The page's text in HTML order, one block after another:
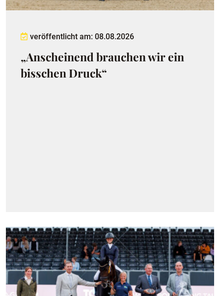
veröffentlicht am: 08.08.2026
„Anscheinend brauchen wir ein
bisschen Druck“